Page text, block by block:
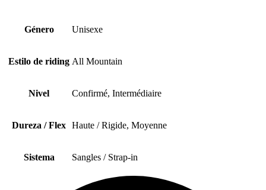
Género Unisexe
Estilo de riding All Mountain
Nivel Confirmé, Intermédiaire
Dureza / Flex Haute / Rigide, Moyenne
Sistema Sangles / Strap-in